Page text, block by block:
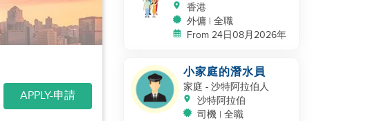
APPLY-申請
香港
外傭 | 全職
From 24日08月2026年
小家庭的潛水員
家庭 - 沙特阿拉伯人
沙特阿拉伯
司機 | 全職